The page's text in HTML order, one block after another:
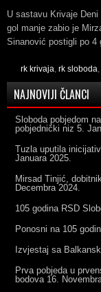
U sastavu Krivaje
gol manje zabio je
Sinanović postigli po 4
rk krivaja, rk sloboda,
NAJNOVIJI ČLANCI
Sloboda pobjedom
pobjednički niz 5.
Tuzla uputila
Januara 2025.
Mirsad Tinjić,
Decembra 2024.
105 godina RSD
Ponosni na 105
Izvjestaj sa
Prva pobjeda u
bodova 16.